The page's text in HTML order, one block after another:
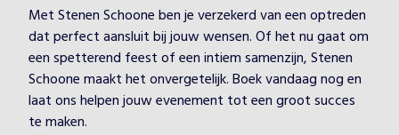
Met Stenen Schoone ben je verzekerd van een optreden
dat perfect aansluit bij jouw wensen. Of het nu gaat om
een spetterend feest of een intiem samenzijn, Stenen
Schoone maakt het onvergetelijk. Boek vandaag nog en
laat ons helpen jouw evenement tot een groot succes
te maken.